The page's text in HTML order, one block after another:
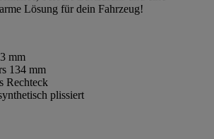
Lösung für dein Fahrzeug!
mm
134 mm
Rechteck
plissiert